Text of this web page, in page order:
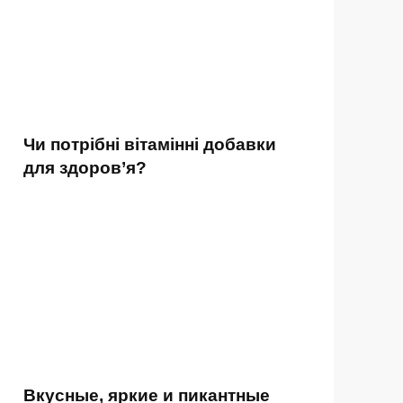
Чи потрібні вітамінні добавки
для здоров’я?
Вкусные, яркие и пикантные